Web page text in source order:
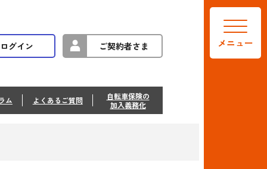
ログイン ご契約者さま メニュー
ム よくあるご質問
自転車保険の
加入義務化